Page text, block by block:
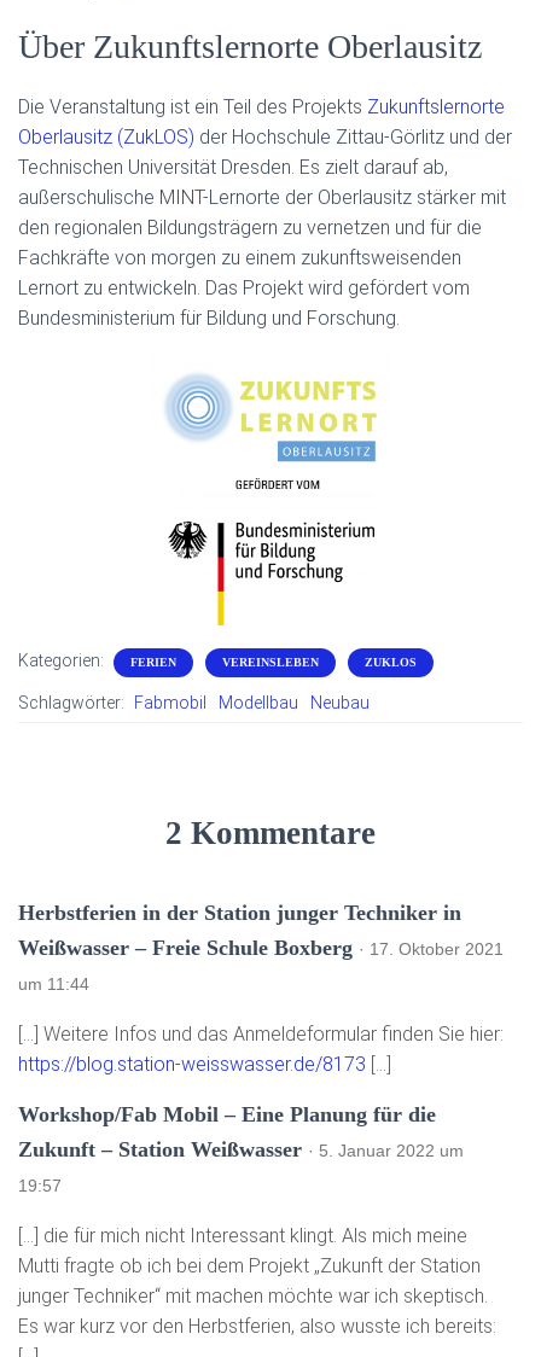
Über Zukunftslernorte Oberlausitz
Die Veranstaltung ist ein Teil des Projekts Zukunftslernorte
Oberlausitz (ZukLOS) der Hochschule Zittau-Görlitz und der
Technischen Universität Dresden. Es zielt darauf ab,
außerschulische MINT-Lernorte der Oberlausitz stärker mit
den regionalen Bildungsträgern zu vernetzen und für die
Fachkräfte von morgen zu einem zukunftsweisenden
Lernort zu entwickeln. Das Projekt wird gefördert vom
Bundesministerium für Bildung und Forschung.
Kategorien: FERIEN VEREINSLEBEN ZUKLOS
Schlagwörter: Fabmobil Modellbau Neubau
2 Kommentare
Herbstferien in der Station junger Techniker in
Weißwasser – Freie Schule Boxberg · 17. Oktober 2021
um 11:44
[…] Weitere Infos und das Anmeldeformular finden Sie hier:
https://blog.station-weisswasser.de/8173 […]
Workshop/Fab Mobil – Eine Planung für die
Zukunft – Station Weißwasser · 5. Januar 2022 um
19:57
[…] die für mich nicht Interessant klingt. Als mich meine
Mutti fragte ob ich bei dem Projekt „Zukunft der Station
junger Techniker“ mit machen möchte war ich skeptisch.
Es war kurz vor den Herbstferien, also wusste ich bereits: